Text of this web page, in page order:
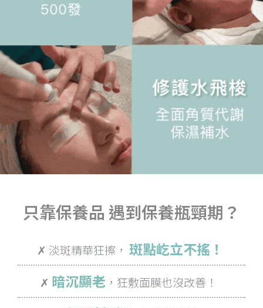
只靠保養品 遇到保養瓶頸期？
✗ 淡斑精華狂擦， 斑點屹立不搖！
✗ 暗沉顯老 ，狂敷面膜也沒改善！